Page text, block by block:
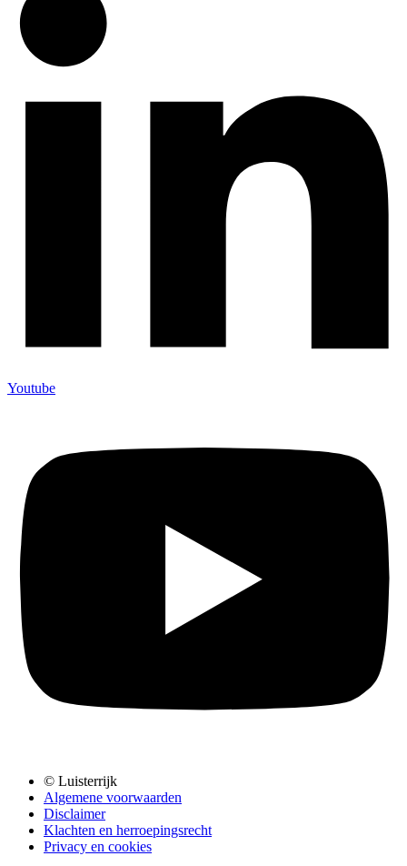
Youtube
© Luisterrijk
Algemene voorwaarden
Disclaimer
Klachten en herroepingsrecht
Privacy en cookies